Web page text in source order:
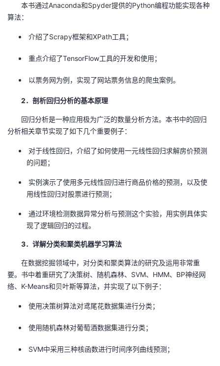
本书通过Anaconda和Spyder提供的Python编程功能实现各种
算法：
介绍了Scrapy框架和XPath工具；
重点介绍了TensorFlow工具的开发和使用；
以票务网为例，实现了网站票务信息的爬虫案例。
2．剖析回归分析的基本原理
回归分析是一种应用极为广泛的数量分析方法。本书中的回归
分析相关章节实现了如下几个重要例子：
对于线性回归，介绍了如何使用一元线性回归求解房价预测
的问题；
实例演示了使用多元线性回归进行商品价格的预测，以及使
用线性回归对股票进行预测；
通过环境检测数据异常分析与预测这个实验，用实例具体实
现了逻辑回归的过程。
3．详解分类和聚类机器学习算法
在数据挖掘领域中，对分类和聚类算法的研究及运用非常重
要。书中着重研究了决策树、随机森林、SVM、HMM、BP神经网
络、K-Means和贝叶斯等算法，并实现了以下例子：
使用决策树算法对鸢尾花数据集进行分类；
使用随机森林对葡萄酒数据集进行分类；
SVM中采用三种核函数进行时间序列曲线预测；